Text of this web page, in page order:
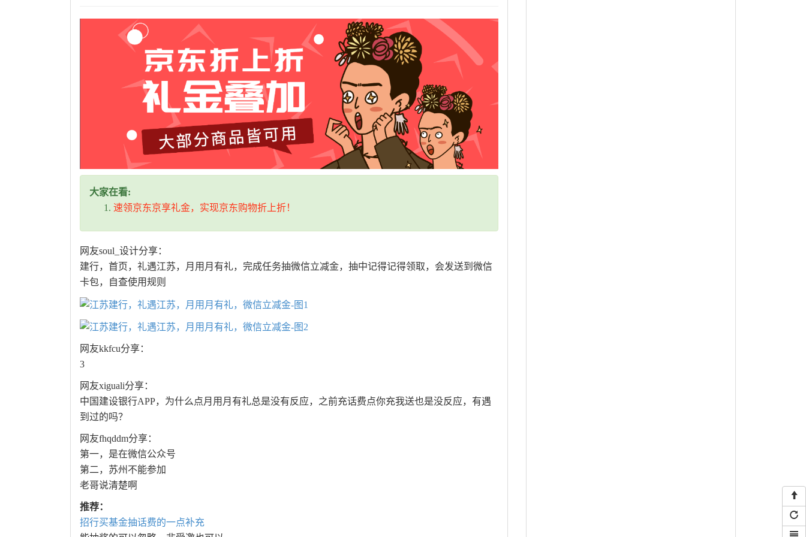
大家在看:
速领京东京享礼金，实现京东购物折上折！
网友soul_设计分享：
建行，首页，礼遇江苏，月用月有礼，完成任务抽微信立减金，抽中记得记得领取，会发送到微信
卡包，自查使用规则
网友kkfcu分享：
3
网友xiguali分享：
中国建设银行APP，为什么点月用月有礼总是没有反应，之前充话费点你充我送也是没反应，有遇
到过的吗？
网友fhqddm分享：
第一，是在微信公众号
第二，苏州不能参加
老哥说清楚啊
推荐：
招行买基金抽话费的一点补充